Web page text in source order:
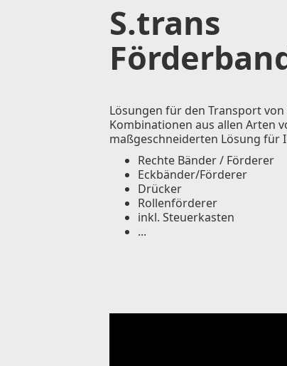
S.trans
Lösungen für den Transport
Kombinationen aus allen Arten
maßgeschneiderten Lösung für
Rechte Bänder / Förderer
Eckbänder/Förderer
Drücker
Rollenförderer
inkl. Steuerkasten
...